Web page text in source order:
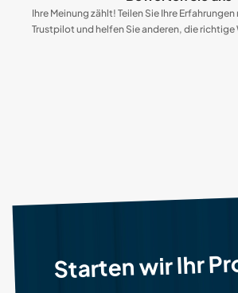
Ihre Meinung zählt! Teilen Sie Ihre
Trustpilot und helfen Sie anderen, die richtige
Starten wir Ihr